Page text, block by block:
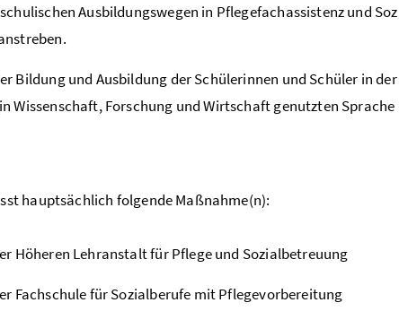
Ausbildungswegen in Pflegefachassistenz und
Bildung und Ausbildung der Schülerinnen und Schüler in
Wissenschaft, Forschung und Wirtschaft genutzten Sprache
hauptsächlich folgende Maßnahme(n):
Höheren Lehranstalt für Pflege und Sozialbetreuung
Fachschule für Sozialberufe mit Pflegevorbereitung